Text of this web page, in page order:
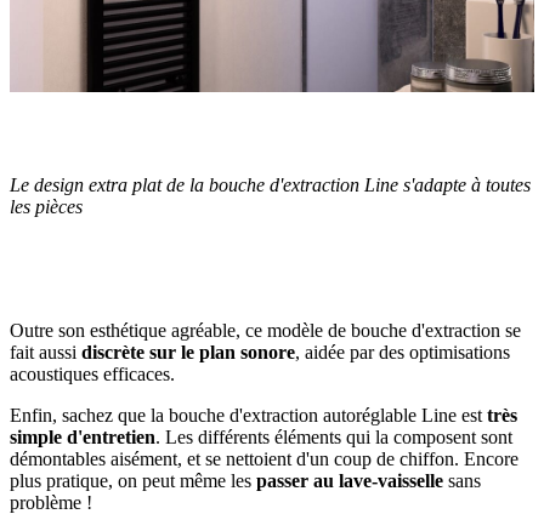
Le design extra plat de la bouche d'extraction Line s'adapte à toutes
les pièces
Outre son esthétique agréable, ce modèle de bouche d'extraction se
fait aussi discrète sur le plan sonore, aidée par des optimisations
acoustiques efficaces.
Enfin, sachez que la bouche d'extraction autoréglable Line est très
simple d'entretien. Les différents éléments qui la composent sont
démontables aisément, et se nettoient d'un coup de chiffon. Encore
plus pratique, on peut même les passer au lave-vaisselle sans
problème !